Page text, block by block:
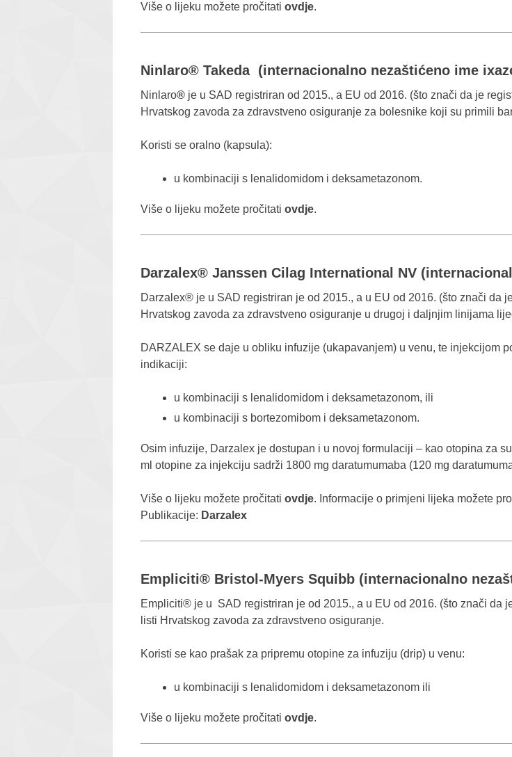
Više o lijeku možete pročitati ovdje.
Ninlaro® Takeda (internacionalno nezaštićeno ime
Ninlaro® je u SAD registriran od 2015., a EU od 2016. (što znači da je
Hrvatskog zavoda za zdravstveno osiguranje za bolesnike koji su primili
Koristi se oralno (kapsula):
u kombinaciji s lenalidomidom i deksametazonom.
Više o lijeku možete pročitati ovdje.
Darzalex® Janssen Cilag International NV
Darzalex® je u SAD registriran je od 2015., a u EU od 2016. (što znači da
Hrvatskog zavoda za zdravstveno osiguranje u drugoj i daljnjim linijama
DARZALEX se daje u obliku infuzije (ukapavanjem) u venu, te injekcijom
indikaciji:
u kombinaciji s lenalidomidom i deksametazonom, ili
u kombinaciji s bortezomibom i deksametazonom.
Osim infuzije, Darzalex je dostupan i u novoj formulaciji – kao otopina za
ml otopine za injekciju sadrži 1800 mg daratumumaba (120 mg
Više o lijeku možete pročitati ovdje. Informacije o primjeni lijeka možete
Publikacije: Darzalex
Empliciti® Bristol-Myers Squibb (internacionalno
Empliciti® je u SAD registriran je od 2015., a u EU od 2016. (što znači da
listi Hrvatskog zavoda za zdravstveno osiguranje.
Koristi se kao prašak za pripremu otopine za infuziju (drip) u venu:
u kombinaciji s lenalidomidom i deksametazonom ili
Više o lijeku možete pročitati ovdje.